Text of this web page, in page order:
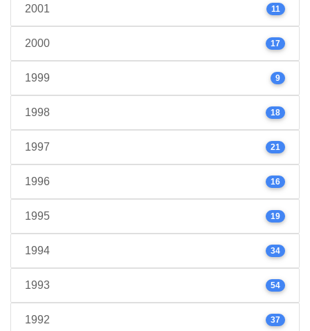
2001 11
2000 17
1999 9
1998 18
1997 21
1996 16
1995 19
1994 34
1993 54
1992 37